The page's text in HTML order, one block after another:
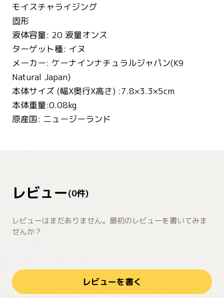
モイスチャライジング
固形
液体容量: 20 液量オンス
ターゲット種: イヌ
メーカー: ケーナインナチュラルジャパン(K9
Natural Japan)
本体サイズ (幅X奥行X高さ) :7.8×3.3×5cm
本体重量:0.08kg
原産国: ニュージーランド
レビュー(0件)
レビューはまだありません。最初のレビューを書いてみま
せんか？
レビューを書く